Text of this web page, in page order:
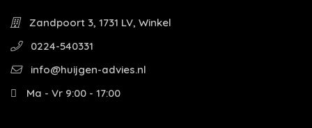
Zandpoort 3, 1731 LV, Winkel
0224-540331
info@huijgen-advies.nl
Ma - Vr 9:00 - 17:00